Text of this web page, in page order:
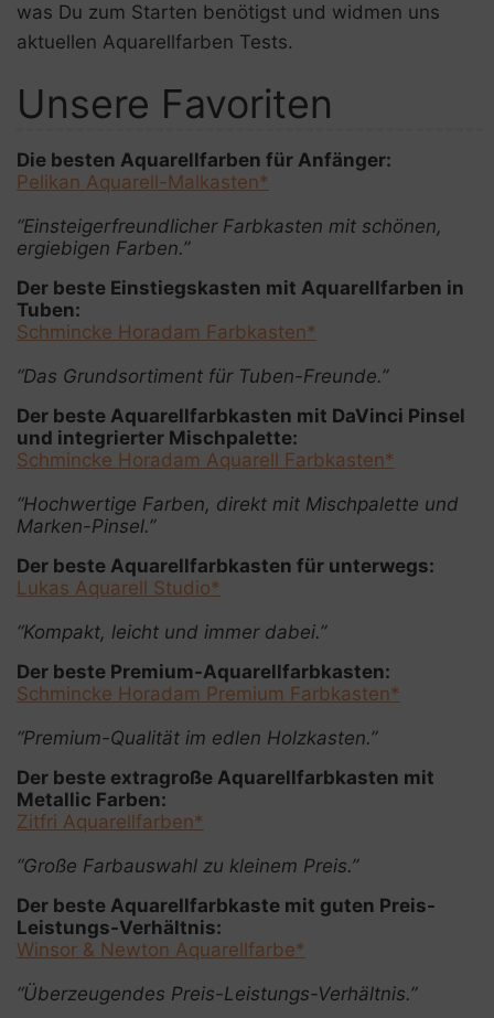
was Du zum Starten benötigst und widmen uns
aktuellen Aquarellfarben Tests.
Unsere Favoriten
Die besten Aquarellfarben für Anfänger:
Pelikan Aquarell-Malkasten*
“Einsteigerfreundlicher Farbkasten mit schönen,
ergiebigen Farben.”
Der beste Einstiegskasten mit Aquarellfarben in
Tuben:
Schmincke Horadam Farbkasten*
“Das Grundsortiment für Tuben-Freunde.”
Der beste Aquarellfarbkasten mit DaVinci Pinsel
und integrierter Mischpalette:
Schmincke Horadam Aquarell Farbkasten*
“Hochwertige Farben, direkt mit Mischpalette und
Marken-Pinsel.”
Der beste Aquarellfarbkasten für unterwegs:
Lukas Aquarell Studio*
“Kompakt, leicht und immer dabei.”
Der beste Premium-Aquarellfarbkasten:
Schmincke Horadam Premium Farbkasten*
“Premium-Qualität im edlen Holzkasten.”
Der beste extragroße Aquarellfarbkasten mit
Metallic Farben:
Zitfri Aquarellfarben*
“Große Farbauswahl zu kleinem Preis.”
Der beste Aquarellfarbkaste mit guten Preis-
Leistungs-Verhältnis:
Winsor & Newton Aquarellfarbe*
“Überzeugendes Preis-Leistungs-Verhältnis.”